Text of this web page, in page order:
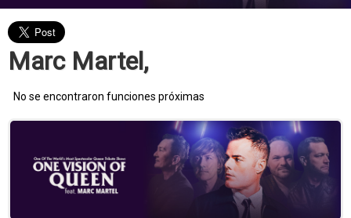
Marc Martel,
No se encontraron funciones próximas